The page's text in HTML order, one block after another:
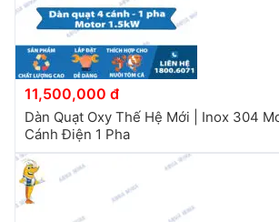
11,500,000 đ
Dàn Quạt Oxy Thế Hệ Mới | Inox 304
Cánh Điện 1 Pha